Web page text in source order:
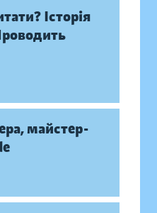
Історія
майстер-